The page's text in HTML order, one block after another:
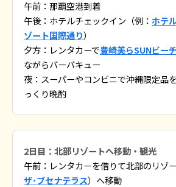
午前：那覇空港到着
午後：ホテルチェックイン（例： ホテ
ゾート国際通り）
夕方：レンタカーで豊崎美らSUNビーチ
ながらバーバキュー
夜：スーパーやコンビニで沖縄限定品
っくり晩酌
2日目：北部リゾートへ移動・観光
午前：レンタカーを借りて北部のリゾ
ザ･ブセナテラス）へ移動